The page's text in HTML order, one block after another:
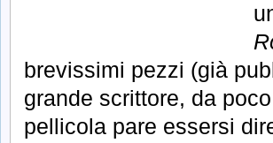
brevissimi pezzi (già
grande scrittore, da poco
pellicola pare essersi